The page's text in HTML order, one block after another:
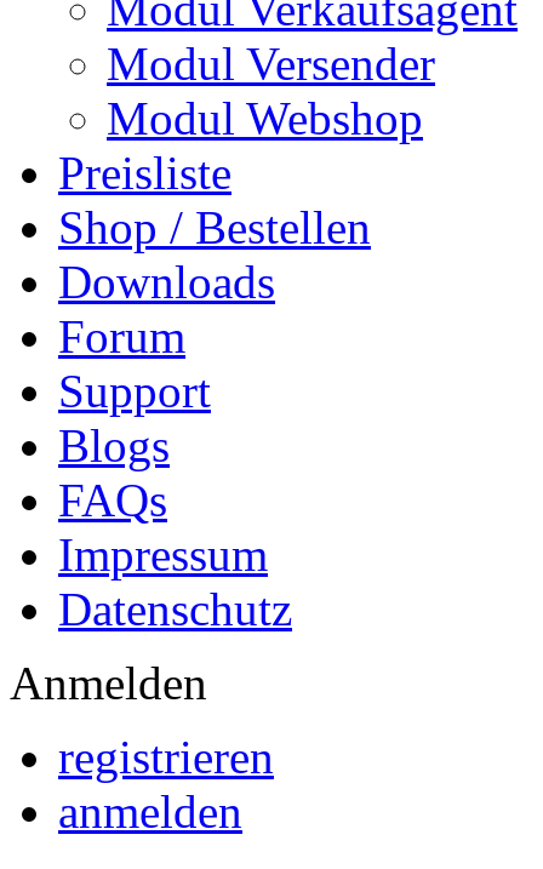
Modul Versender
Modul Webshop
Preisliste
Shop / Bestellen
Downloads
Forum
Support
Blogs
FAQs
Impressum
Datenschutz
Anmelden
registrieren
anmelden